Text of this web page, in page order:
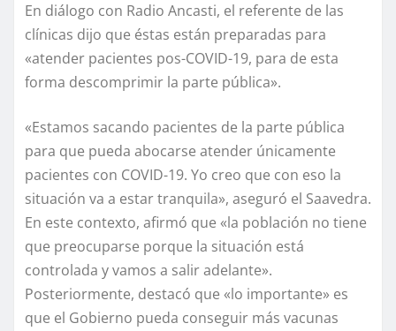
En diálogo con Radio Ancasti, el referente de las
clínicas dijo que éstas están preparadas para
«atender pacientes pos-COVID-19, para de esta
forma descomprimir la parte pública».
«Estamos sacando pacientes de la parte pública
para que pueda abocarse atender únicamente
pacientes con COVID-19. Yo creo que con eso la
situación va a estar tranquila», aseguró el Saavedra.
En este contexto, afirmó que «la población no tiene
que preocuparse porque la situación está
controlada y vamos a salir adelante».
Posteriormente, destacó que «lo importante» es
que el Gobierno pueda conseguir más vacunas